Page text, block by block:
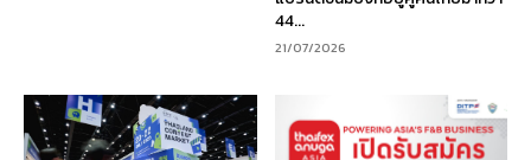
44...
21/07/2026